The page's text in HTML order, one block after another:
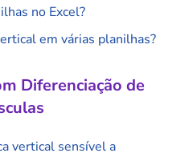
no Excel?
em várias planilhas?
Diferenciação de
vertical sensível a